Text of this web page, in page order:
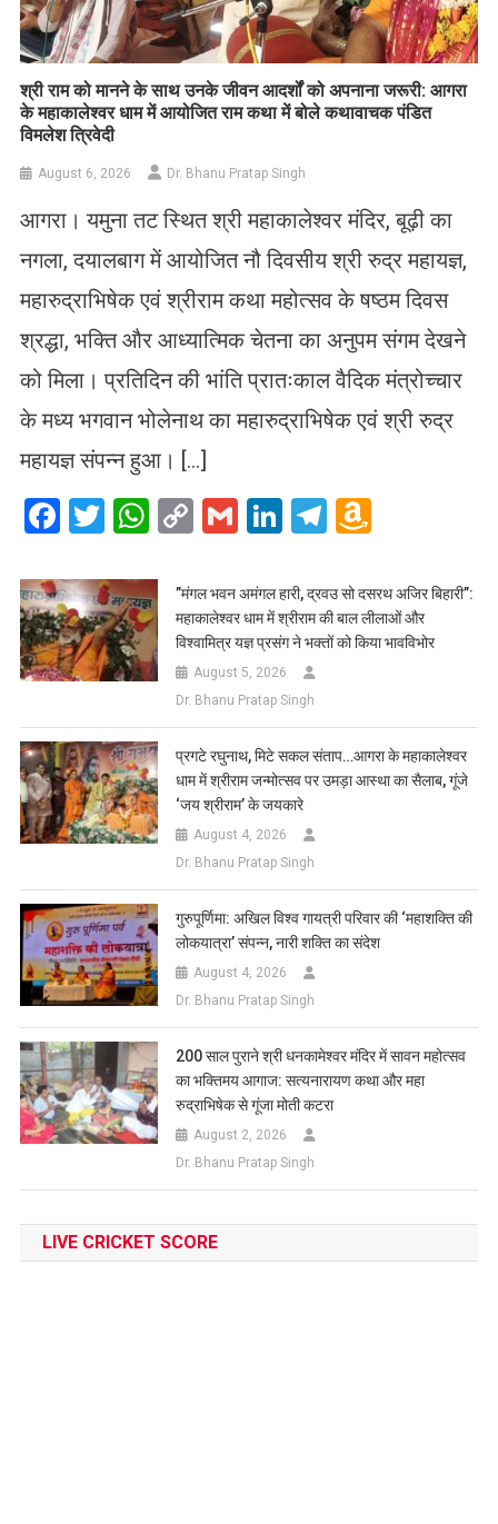
​श्री राम को मानने के साथ उनके जीवन आदर्शों को अपनाना जरूरी: आगरा
के महाकालेश्वर धाम में आयोजित राम कथा में बोले कथावाचक पंडित
विमलेश त्रिवेदी
August 6, 2026 Dr. Bhanu Pratap Singh
आगरा। यमुना तट स्थित श्री महाकालेश्वर मंदिर, बूढ़ी का
नगला, दयालबाग में आयोजित नौ दिवसीय श्री रुद्र महायज्ञ,
महारुद्राभिषेक एवं श्रीराम कथा महोत्सव के षष्ठम दिवस
श्रद्धा, भक्ति और आध्यात्मिक चेतना का अनुपम संगम देखने
को मिला। प्रतिदिन की भांति प्रातःकाल वैदिक मंत्रोच्चार
के मध्य भगवान भोलेनाथ का महारुद्राभिषेक एवं श्री रुद्र
महायज्ञ संपन्न हुआ। […]
Facebook
Twitter
WhatsApp
CopyGmailLinkedIn
Telegram
List
​”मंगल भवन अमंगल हारी, द्रवउ सो दसरथ अजिर बिहारी”:
महाकालेश्वर धाम में श्रीराम की बाल लीलाओं और
विश्वामित्र यज्ञ प्रसंग ने भक्तों को किया भावविभोर
August 5, 2026
Dr. Bhanu Pratap Singh
प्रगटे रघुनाथ, मिटे सकल संताप…आगरा के महाकालेश्वर
धाम में श्रीराम जन्मोत्सव पर उमड़ा आस्था का सैलाब, गूंजे
‘जय श्रीराम’ के जयकारे
August 4, 2026
Dr. Bhanu Pratap Singh
गुरुपूर्णिमा: अखिल विश्व गायत्री परिवार की ‘महाशक्ति की
लोकयात्रा’ संपन्न, नारी शक्ति का संदेश
August 4, 2026
Dr. Bhanu Pratap Singh
200 साल पुराने श्री धनकामेश्वर मंदिर में सावन महोत्सव
का भक्तिमय आगाज: सत्यनारायण कथा और महा
रुद्राभिषेक से गूंजा मोती कटरा
August 2, 2026
Dr. Bhanu Pratap Singh
LIVE CRICKET SCORE